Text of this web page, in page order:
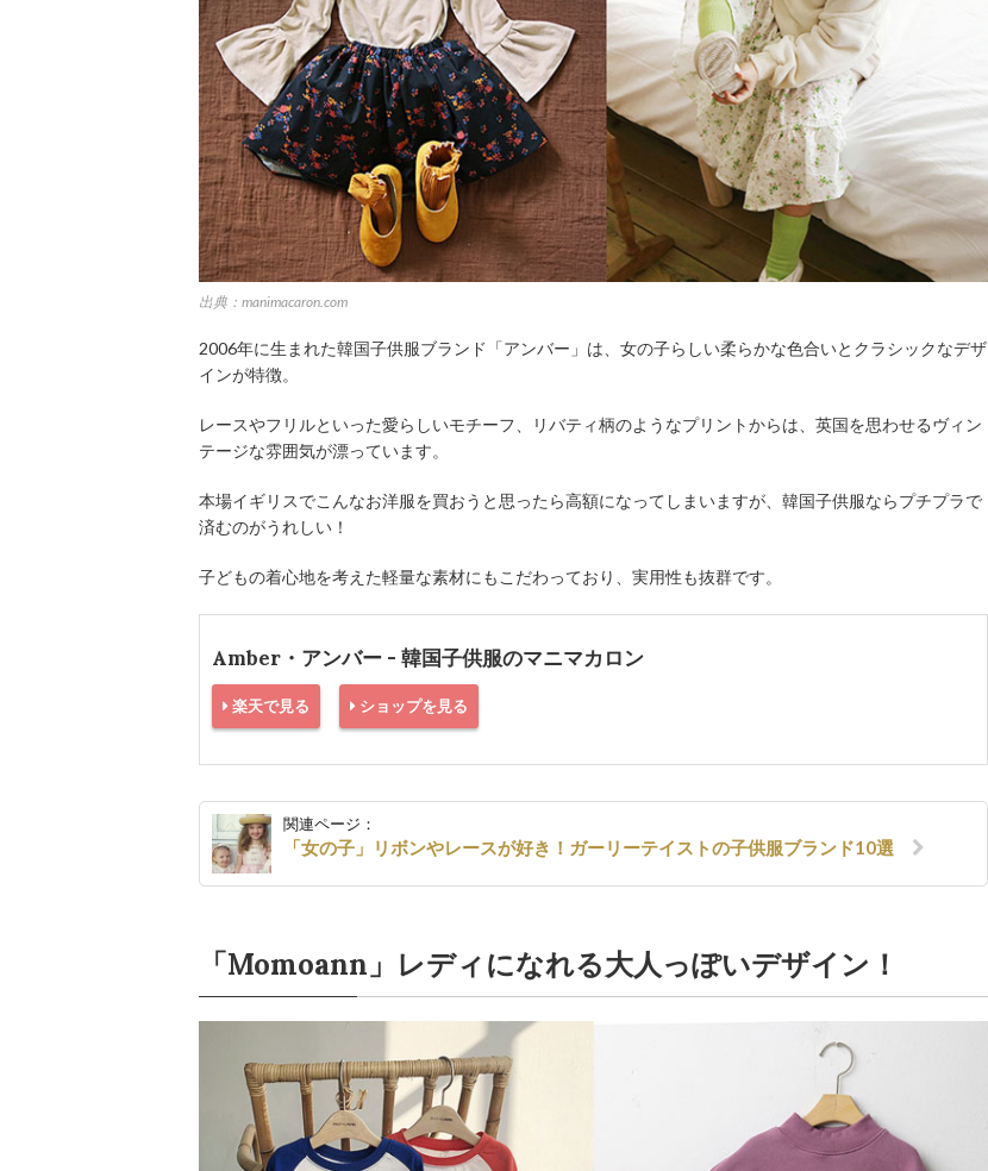
出典：manimacaron.com
2006年に生まれた韓国子供服ブランド「アンバー」は、女の子らしい柔らかな色合いとクラシックなデザ
インが特徴。
レースやフリルといった愛らしいモチーフ、リバティ柄のようなプリントからは、英国を思わせるヴィン
テージな雰囲気が漂っています。
本場イギリスでこんなお洋服を買おうと思ったら高額になってしまいますが、韓国子供服ならプチプラで
済むのがうれしい！
子どもの着心地を考えた軽量な素材にもこだわっており、実用性も抜群です。
Amber・アンバー - 韓国子供服のマニマカロン
楽天で見る ショップを見る
関連ページ：
「女の子」リボンやレースが好き！ガーリーテイストの子供服ブランド10選
「Momoann」レディになれる大人っぽいデザイン！